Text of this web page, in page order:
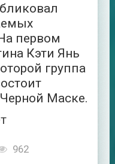
первом
Кэти Янь
группа
Маске.
962